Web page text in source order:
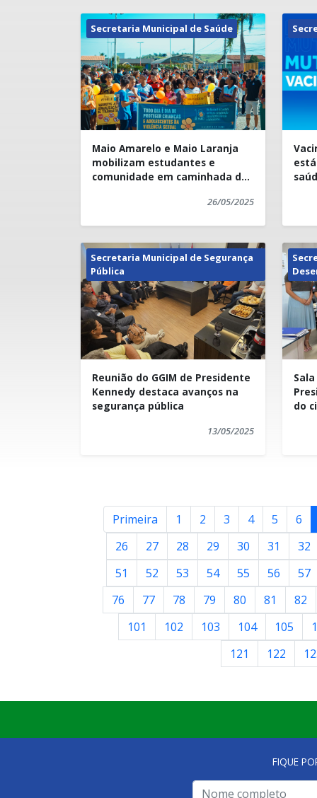
Secretaria Municipal de Saúde
Maio Amarelo e Maio Laranja
mobilizam estudantes e
comunidade em caminhada de
26/05/2025
Secretaria Municipal de Segurança
Pública
Reunião do GGIM de Presidente
Kennedy destaca avanços na
segurança pública
13/05/2025
do
Primeira 1 2 3 4 5 6
26
27 28 29 30 31 32
51
52 53 54 55 56 57
76
77 78 79 80 81 82
101
102 103 104 105
121
122
FIQUE